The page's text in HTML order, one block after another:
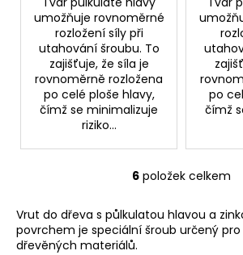
umožňuje rovnoměrné
rozložení síly při
utahování šroubu. To
zajišťuje, že síla je
rovnoměrně rozložena
po celé ploše hlavy,
čímž se minimalizuje
riziko...
po
čímž
O
l
á
6 položek celkem
Vrut do dřeva s půlkulatou hlavou a
povrchem je speciální šroub určený
dřevěných materiálů.